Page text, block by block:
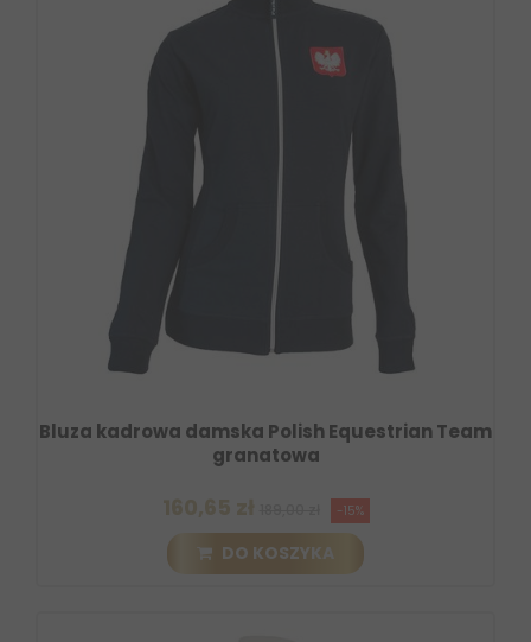
Bluza kadrowa damska Polish Equestrian Team
granatowa
-15%
DO KOSZYKA